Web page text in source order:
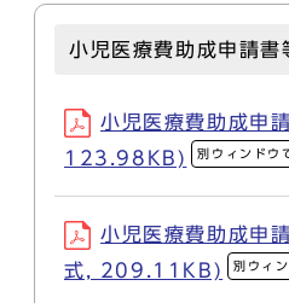
小児医療費助成申請書
小児医療費助成申
123.98KB)
別ウィンドウ
小児医療費助成申
式, 209.11KB)
別ウィ